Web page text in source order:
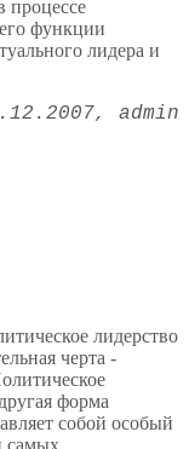
процессе
функции
лидера и
admin
лидерство
черта -
форма
собой особый
самых